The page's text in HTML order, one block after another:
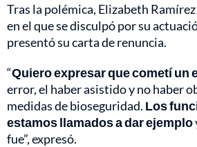
Tras la polémica, Elizabeth
en el que se disculpó por su
presentó su carta de renuncia.
“Quiero expresar que cometí un
error, el haber asistido y no haber
medidas de bioseguridad. Los
estamos llamados a dar ejemplo
fue”, expresó.